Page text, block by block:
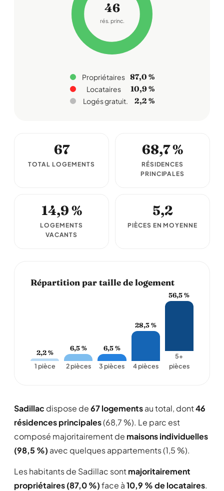
46
rés. princ.
Propriétaires 87,0 %
Locataires 10,9 %
Logés gratuit. 2,2 %
67
TOTAL LOGEMENTS
68,7 %
RÉSIDENCES
PRINCIPALES
14,9 %
LOGEMENTS
VACANTS
5,2
PIÈCES EN MOYENNE
Répartition par taille de logement
2,2 %
1 pièce
6,5 %
2 pièces
6,5 %
3 pièces
28,3 %
4 pièces
56,5 %
5+
pièces
Sadillac dispose de67 logementsau total, dont46
résidences principales(68,7 %). Le parc est
composé majoritairement de maisons individuelles
(98,5 %) avec quelques appartements (1,5 %).
Les habitants de Sadillac sontmajoritairement
propriétaires (87,0 %)face à10,9 % de locataires.